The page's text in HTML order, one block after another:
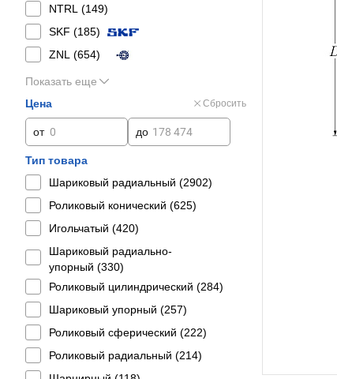
NTRL (149)
SKF (185)
ZNL (654)
Показать еще
Цена
Сбросить
от до
Тип товара
Шариковый радиальный (2902)
Роликовый конический (625)
Игольчатый (420)
Шариковый радиально-
упорный (330)
Роликовый цилиндрический (284)
Шариковый упорный (257)
Роликовый сферический (222)
Роликовый радиальный (214)